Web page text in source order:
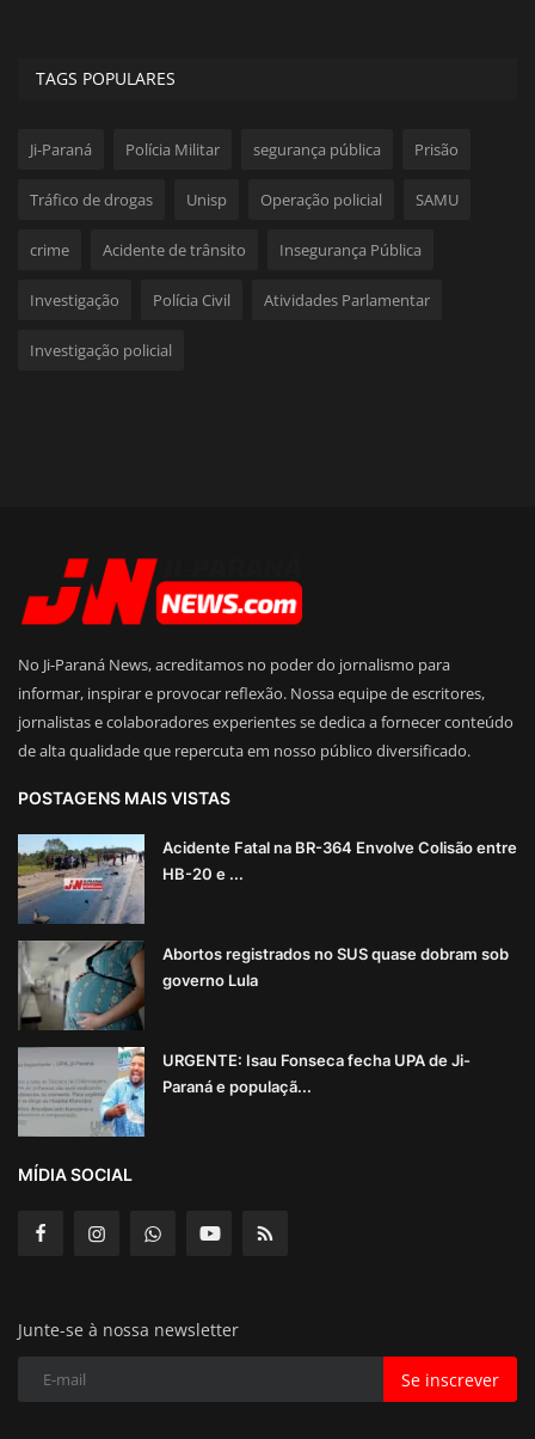
TAGS POPULARES
Ji-Paraná Polícia Militar segurança pública Prisão
Tráfico de drogas Unisp Operação policial SAMU
crime Acidente de trânsito Insegurança Pública
Investigação Polícia Civil Atividades Parlamentar
Investigação policial
No Ji-Paraná News, acreditamos no poder do jornalismo para
informar, inspirar e provocar reflexão. Nossa equipe de escritores,
jornalistas e colaboradores experientes se dedica a fornecer conteúdo
de alta qualidade que repercuta em nosso público diversificado.
POSTAGENS MAIS VISTAS
Acidente Fatal na BR-364 Envolve Colisão entre
HB-20 e ...
Abortos registrados no SUS quase dobram sob
governo Lula
URGENTE: Isau Fonseca fecha UPA de Ji-
Paraná e populaçã...
MÍDIA SOCIAL
Junte-se à nossa newsletter
Se inscrever